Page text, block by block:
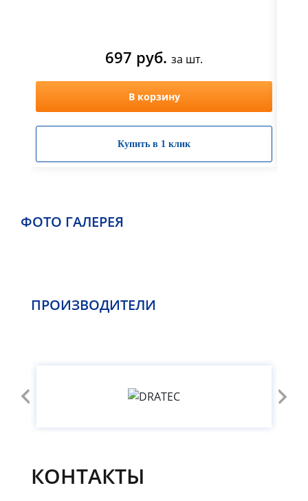
697 руб. за шт.
В корзину
Купить в 1 клик
ФОТО ГАЛЕРЕЯ
ПРОИЗВОДИТЕЛИ
КОНТАКТЫ